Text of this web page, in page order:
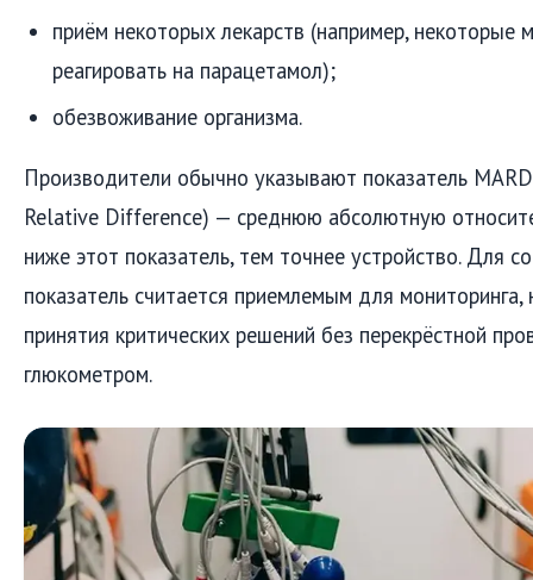
приём некоторых лекарств (например, некоторые
реагировать на парацетамол);
обезвоживание организма.
Производители обычно указывают показатель
Relative Difference) — среднюю абсолютную
ниже этот показатель, тем точнее устройство. Для
показатель считается приемлемым для
принятия критических решений без перекрёстной
глюкометром.